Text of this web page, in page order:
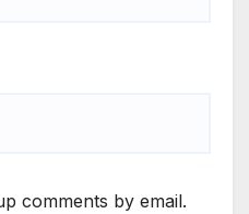
comments by email.